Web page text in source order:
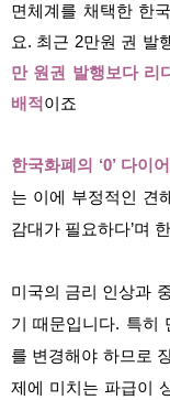
면체계를 채택한 한
요. 최근 2만원 권 발
만 원권 발행보다 리
배적이죠
한국화폐의 ‘0’ 다이
는 이에 부정적인 견
감대가 필요하다’며
미국의 금리 인상과
기 때문입니다. 특히
를 변경해야 하므로
제에 미치는 파급이